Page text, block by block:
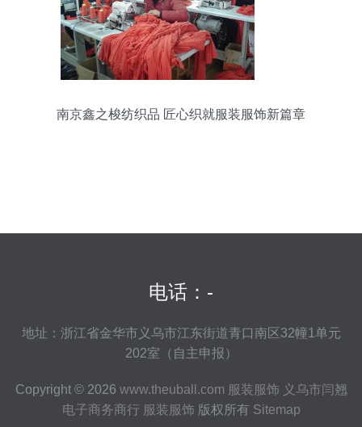
南京鑫之梭纺织品 匠心织就服装服饰新篇章
电话：-
地址：浙江省金华市义乌市江东街道青口南区32幢1单元
202室（自主申报）
Copyright © 2026 www.theuball.com 服装服饰 义乌市闫翘
电子商务商行 服装服饰 版权所有 Sitemap